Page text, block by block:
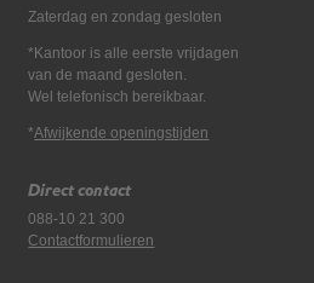
Zaterdag en zondag gesloten
*Kantoor is alle eerste vrijdagen
van de maand gesloten.
Wel telefonisch bereikbaar.
*Afwijkende openingstijden
Direct contact
088-10 21 300
Contactformulieren